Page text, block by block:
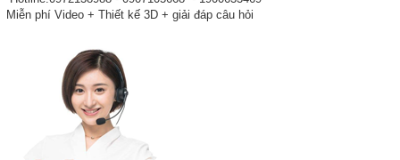
Miễn phí Video + Thiết kế 3D + giải đáp câu hỏi